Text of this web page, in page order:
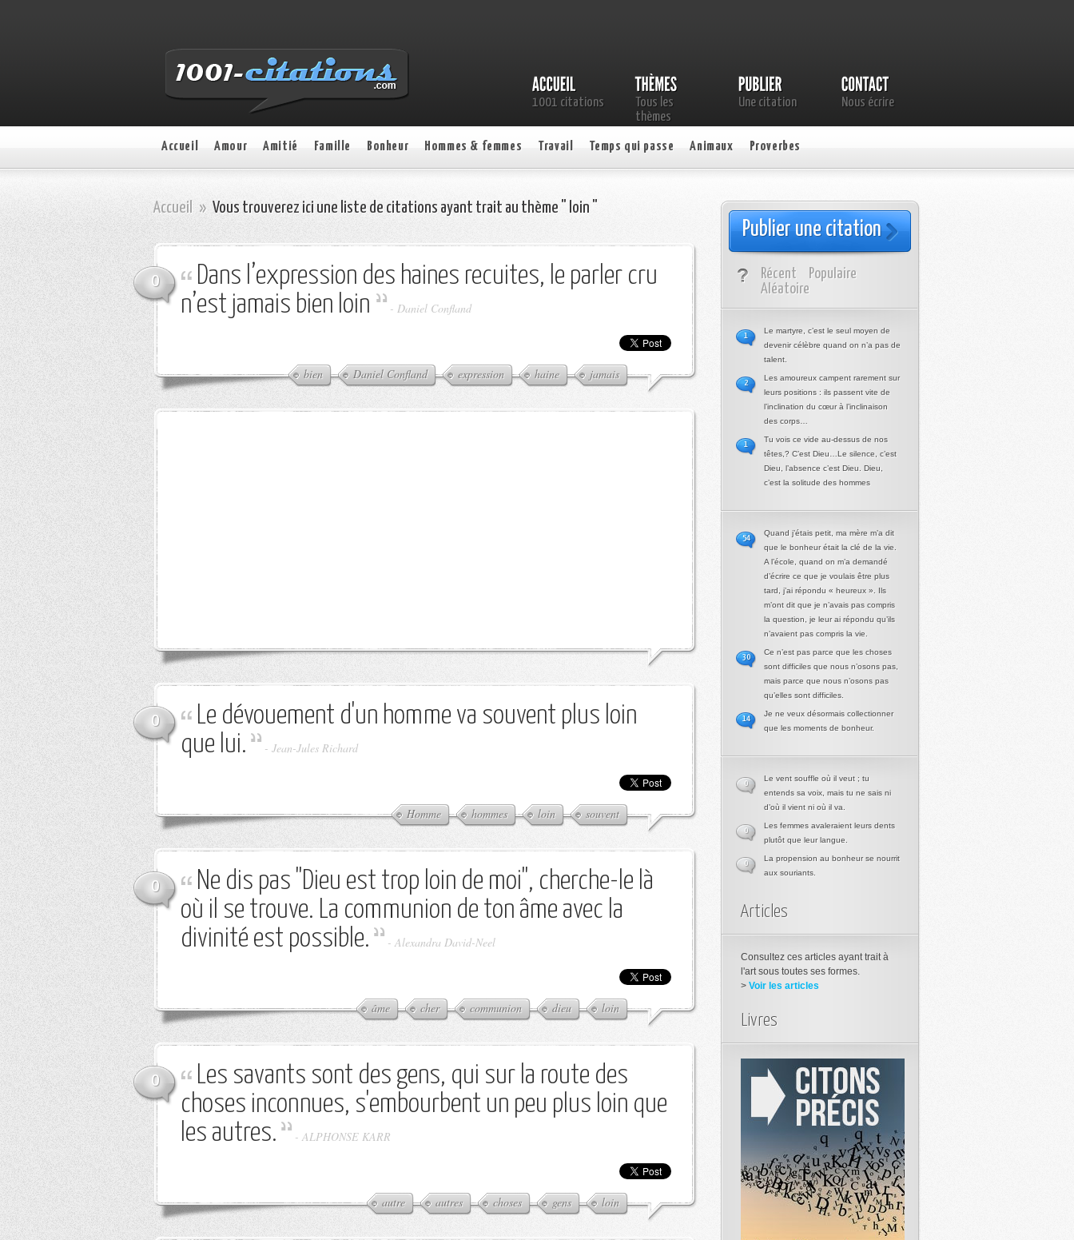
1001 citations
Tous les
thèmes
Une citation Nous écrire
Accueil Amour Amitié Famille Bonheur Hommes & femmes Travail Temps qui passe Animaux Proverbes
Accueil » Vous trouverez ici une liste de citations ayant trait au thème " loin "
0
Dans l’expression des haines recuites, le parler cru
n’est jamais bien loin
- Daniel Confland
bien Daniel Confland expression haine jamais
0
Le dévouement d'un homme va souvent plus loin
que lui.
- Jean-Jules Richard
Homme hommes loin souvent
0
Ne dis pas "Dieu est trop loin de moi", cherche-le là
où il se trouve. La communion de ton âme avec la
divinité est possible.
- Alexandra David-Neel
âme cher communion dieu loin
0
Les savants sont des gens, qui sur la route des
choses inconnues, s'embourbent un peu plus loin que
les autres.
- ALPHONSE KARR
autre autres choses gens loin
Publier une citation
Récent
Populaire
Aléatoire
Le martyre, c’est le seul moyen de
devenir célèbre quand on n’a pas de
talent.
1
Les amoureux campent rarement sur
leurs positions : ils passent vite de
l’inclination du cœur à l’inclinaison
des corps…
2
Tu vois ce vide au-dessus de nos
têtes,? C’est Dieu…Le silence, c’est
Dieu, l’absence c’est Dieu. Dieu,
c’est la solitude des hommes
1
Quand j’étais petit, ma mère m’a dit
que le bonheur était la clé de la vie.
A l’école, quand on m’a demandé
d’écrire ce que je voulais être plus
tard, j’ai répondu « heureux ». Ils
m’ont dit que je n’avais pas compris
la question, je leur ai répondu qu’ils
n’avaient pas compris la vie.
54
Ce n’est pas parce que les choses
sont difficiles que nous n’osons pas,
mais parce que nous n’osons pas
qu’elles sont difficiles.
30
Je ne veux désormais collectionner
que les moments de bonheur.
14
Le vent souffle où il veut ; tu
entends sa voix, mais tu ne sais ni
d’où il vient ni où il va.
0
Les femmes avaleraient leurs dents
plutôt que leur langue.
0
La propension au bonheur se nourrit
aux souriants.
0
Articles
Consultez ces articles ayant trait à
l'art sous toutes ses formes.
> Voir les articles
Livres